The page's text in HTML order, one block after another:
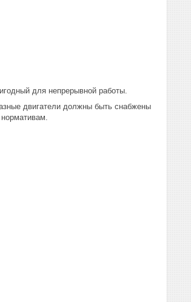
для непрерывной работы.
двигатели должны быть снабжены